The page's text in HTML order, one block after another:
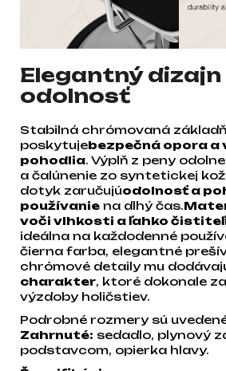
Elegantný dizajn
odolnosť
Stabilná chrómovaná
poskytujebezpečná opora a
pohodlia. Výplň z peny
a čalúnenie zo syntetickej
dotyk zaručujúodolnosť a
používanie na dlhý čas.
voči vlhkosti a ľahko
ideálna na každodenné
čierna farba, elegantné
chrómové detaily mu
charakter, ktoré dokonale
výzdoby holičstiev.
Podrobné rozmery sú
Zahrnuté: sedadlo, plynový
podstavcom, opierka hlavy.